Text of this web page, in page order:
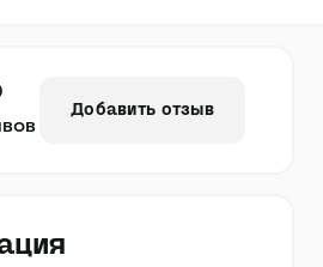
Добавить отзыв